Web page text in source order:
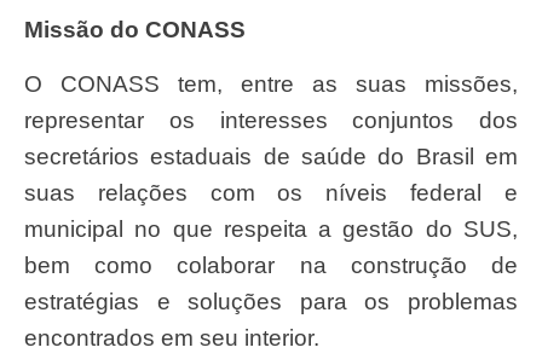
Missão do CONASS
O CONASS tem, entre as suas missões,
representar os interesses conjuntos dos
secretários estaduais de saúde do Brasil em
suas relações com os níveis federal e
municipal no que respeita a gestão do SUS,
bem como colaborar na construção de
estratégias e soluções para os problemas
encontrados em seu interior.